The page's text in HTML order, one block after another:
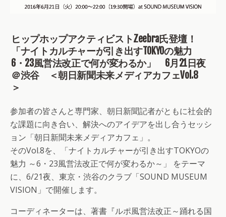
ヒップホップアクティビストZeebra氏登壇！
「ナイトカルチャーが引き出すTOKYOの魅力
6・23風営法改正で何が変わるか」 6月21日夜
＠渋谷 ＜朝日新聞未来メディアカフェVol.8
＞
参加者の皆さんと専門家、朝日新聞記者がともに社会的
な課題に向き合い、解決へのアイデアを出し合うセッシ
ョン「朝日新聞未来メディアカフェ」。
そのVol.8を、「ナイトカルチャーが引き出すTOKYOの
魅力 ～6・23風営法改正で何が変わるか～」 をテーマ
に、6/21夜、東京・渋谷のクラブ「SOUND MUSEUM
VISION」で開催します。
コーディネーターは、著書『ルポ風営法改正～踊れる国